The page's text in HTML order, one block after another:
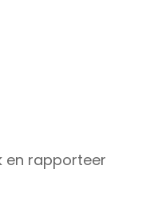
en rapporteer